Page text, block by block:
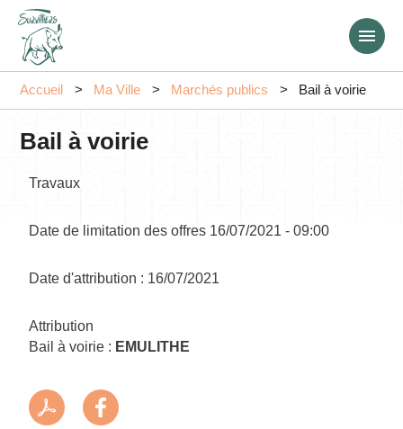
Accueil Ma Ville Marchés publics Bail à voirie
Bail à voirie
Travaux
Date de limitation des offres 16/07/2021 - 09:00
Date d'attribution 16/07/2021
Attribution
Bail à voirie : EMULITHE